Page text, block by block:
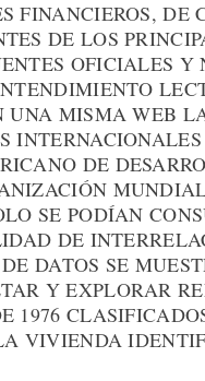
FINANCIEROS, DE
DE LOS
OFICIALES Y
UNA MISMA WEB
DE
SE PODÍAN
DE
DATOS SE
Y EXPLORAR
1976
VIVIENDA